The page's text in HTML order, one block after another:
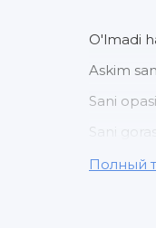
O'lmadi
Askim
Sani
Sani
Полный